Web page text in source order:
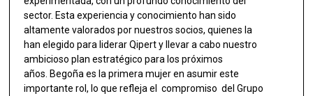
sector. Esta experiencia y conocimiento han sido
altamente valorados por nuestros socios, quienes la
han elegido para liderar Qipert y llevar a cabo nuestro
ambicioso plan estratégico para los próximos
años. Begoña es la primera mujer en asumir este
importante rol, lo que refleja el compromiso del Grupo